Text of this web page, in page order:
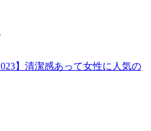
】清潔感あって女性に人気の